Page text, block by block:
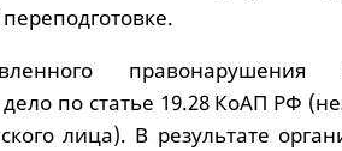
правонарушения
по статье 19.28 КоАП РФ
лица). В результате